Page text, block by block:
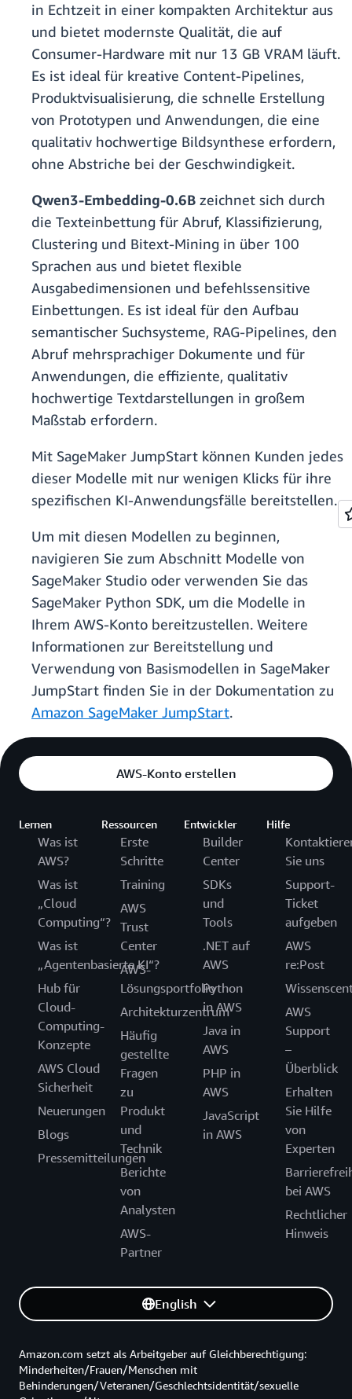
in Echtzeit in einer kompakten Architektur aus
und bietet modernste Qualität, die auf
Consumer-Hardware mit nur 13 GB VRAM läuft.
Es ist ideal für kreative Content-Pipelines,
Produktvisualisierung, die schnelle Erstellung
von Prototypen und Anwendungen, die eine
qualitativ hochwertige Bildsynthese erfordern,
ohne Abstriche bei der Geschwindigkeit.
Qwen3-Embedding-0.6B zeichnet sich durch
die Texteinbettung für Abruf, Klassifizierung,
Clustering und Bitext-Mining in über 100
Sprachen aus und bietet flexible
Ausgabedimensionen und befehlssensitive
Einbettungen. Es ist ideal für den Aufbau
semantischer Suchsysteme, RAG-Pipelines, den
Abruf mehrsprachiger Dokumente und für
Anwendungen, die effiziente, qualitativ
hochwertige Textdarstellungen in großem
Maßstab erfordern.
Mit SageMaker JumpStart können Kunden jedes
dieser Modelle mit nur wenigen Klicks für ihre
spezifischen KI-Anwendungsfälle bereitstellen.
Um mit diesen Modellen zu beginnen,
navigieren Sie zum Abschnitt Modelle von
SageMaker Studio oder verwenden Sie das
SageMaker Python SDK, um die Modelle in
Ihrem AWS-Konto bereitzustellen. Weitere
Informationen zur Bereitstellung und
Verwendung von Basismodellen in SageMaker
JumpStart finden Sie in der Dokumentation zu
Amazon SageMaker JumpStart.
AWS-Konto erstellen
Lernen
Was ist
AWS?
Was ist
„Cloud
Computing“?
Was ist
„Agentenbasierte KI“?
Hub für
Cloud-
Computing-
Konzepte
AWS Cloud
Sicherheit
Neuerungen
Blogs
Pressemitteilungen
Ressourcen
Erste
Schritte
Training
AWS
Trust
Center
AWS-
Lösungsportfolio
Architekturzentrum
Häufig
gestellte
Fragen
zu
Produkt
und
Technik
Berichte
von
Analysten
AWS-
Partner
Entwickler
Builder
Center
SDKs
und
Tools
.NET auf
AWS
Python
in AWS
Java in
AWS
PHP in
AWS
JavaScript
in AWS
Hilfe
Sie uns
Support-
Ticket
aufgeben
AWS
re:Post
AWS
Support
–
Überblick
Erhalten
Sie Hilfe
von
Experten
bei AWS
Rechtlicher
Hinweis
English
Amazon.com setzt als Arbeitgeber auf Gleichberechtigung:
Minderheiten/Frauen/Menschen mit
Behinderungen/Veteranen/Geschlechtsidentität/sexuelle